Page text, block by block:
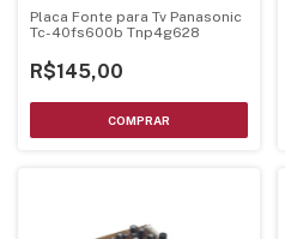
Placa Fonte para Tv Panasonic
Tc-40fs600b Tnp4g628
R$145,00